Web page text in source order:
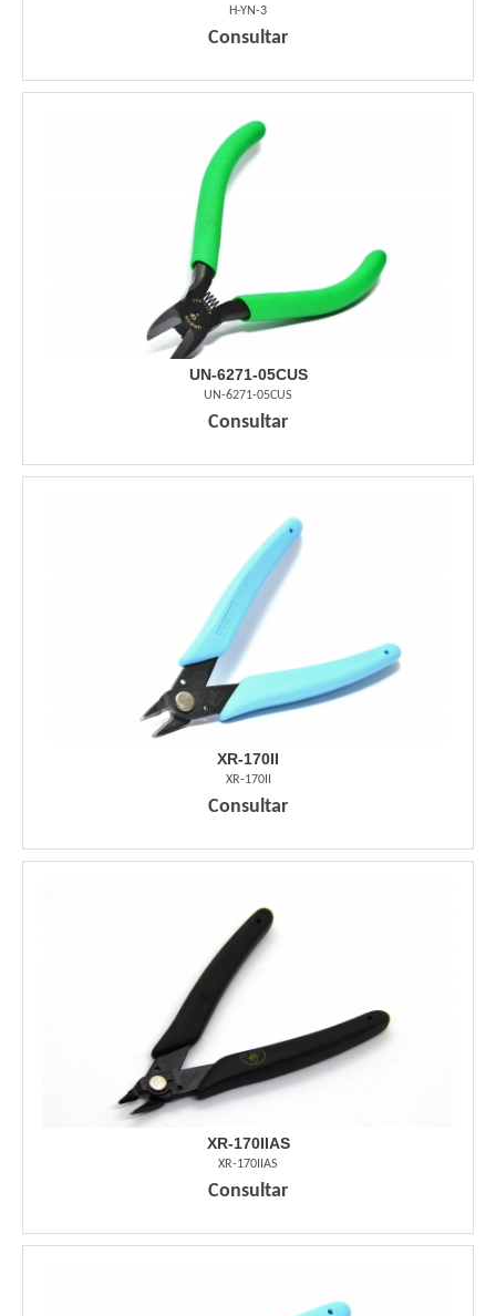
H-YN-3
Consultar
UN-6271-05CUS
UN-6271-05CUS
Consultar
XR-170II
XR-170II
Consultar
XR-170IIAS
XR-170IIAS
Consultar